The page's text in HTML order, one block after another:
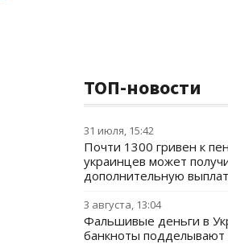
ТОП-новости
31 июля, 15:42
Почти 1300 гривен к
украинцев может
дополнительную
3 августа, 13:04
Фальшивые деньги в
банкноты подделывают